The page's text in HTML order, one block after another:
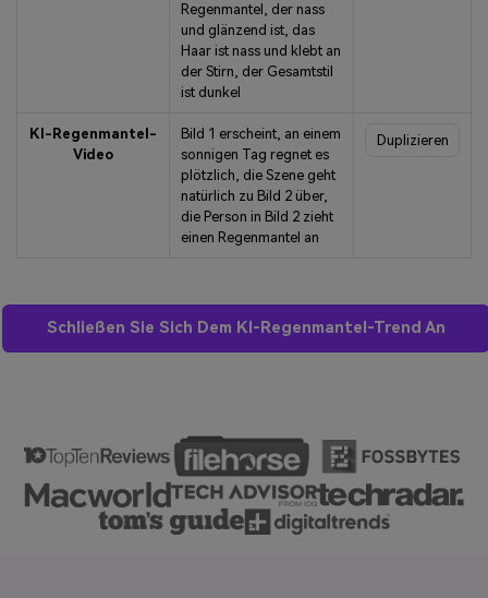
Regenmantel, der nass
und glänzend ist, das
Haar ist nass und klebt an
der Stirn, der Gesamtstil
ist dunkel
KI-Regenmantel-
Video
Bild 1 erscheint, an einem
sonnigen Tag regnet es
plötzlich, die Szene geht
natürlich zu Bild 2 über,
die Person in Bild 2 zieht
einen Regenmantel an
Duplizieren
Schließen Sie Sich Dem KI-Regenmantel-Trend An